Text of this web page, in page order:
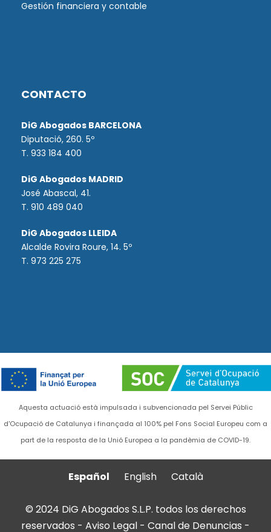
Gestión financiera y contable
CONTACTO
DiG Abogados BARCELONA
Diputació, 260. 5º
T. 933 184 400
DiG Abogados MADRID
José Abascal, 41.
T. 910 489 040
DiG Abogados LLEIDA
Alcalde Rovira Roure, 14. 5º
T. 973 225 275
Aquesta actuació està impulsada i subvencionada pel Servei Públic
d'Ocupació de Catalunya i finançada al 100% pel Fons Social Europeu com a
part de la resposta de la Unió Europea a la pandèmia de COVID-19.
Español English Català
© 2024 DiG Abogados S.L.P. todos los derechos
reservados - Aviso Legal - Canal de Denuncias -